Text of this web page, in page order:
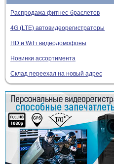
Распродажа фитнес-браслетов
4G (LTE) автовидеорегистраторы
HD и WiFi видеодомофоны
Новинки ассортимента
Склад переехал на новый адрес